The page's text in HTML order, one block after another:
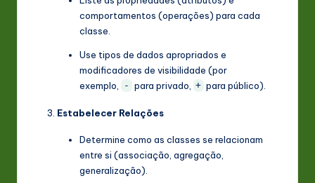
comportamentos (operações) para cada
classe.
Use tipos de dados apropriados e
modificadores de visibilidade (por
exemplo,
- para privado, + para público).
Estabelecer Relações
Determine como as classes se relacionam
entre si (associação, agregação,
generalização).